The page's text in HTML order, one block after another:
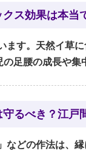
ス効果は本当
ます。天然イ草
足腰の成長や集
るべき？江戸
などの作法は、